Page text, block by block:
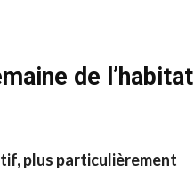
de l’habitat
plus particulièrement